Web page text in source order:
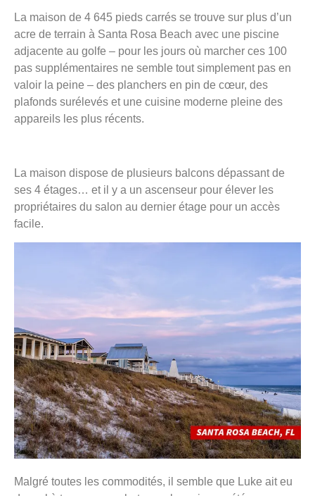
La maison de 4 645 pieds carrés se trouve sur plus d’un
acre de terrain à Santa Rosa Beach avec une piscine
adjacente au golfe – pour les jours où marcher ces 100
pas supplémentaires ne semble tout simplement pas en
valoir la peine – des planchers en pin de cœur, des
plafonds surélevés et une cuisine moderne pleine des
appareils les plus récents.
La maison dispose de plusieurs balcons dépassant de
ses 4 étages… et il y a un ascenseur pour élever les
propriétaires du salon au dernier étage pour un accès
facile.
Malgré toutes les commodités, il semble que Luke ait eu